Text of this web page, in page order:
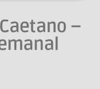
–